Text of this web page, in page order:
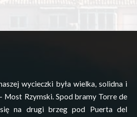
wycieczki była wielka, solidna i
Most Rzymski. Spodbramy Torrede
na drugi brzeg pod Puertadel